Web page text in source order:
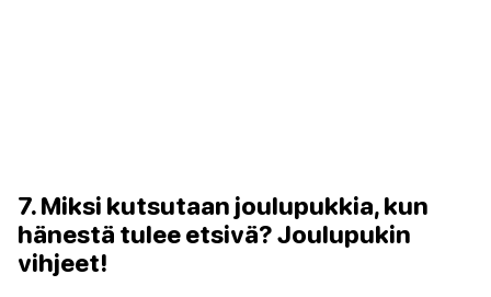
7. Miksi kutsutaan joulupukkia, kun
hänestä tulee etsivä? Joulupukin
vihjeet!